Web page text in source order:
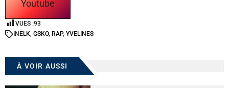
Youtube
VUES :93
IN ELK, GSKO, RAP, YVELINES
À VOIR AUSSI